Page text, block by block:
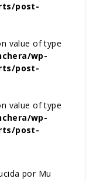
post-
value of type
wp-
post-
value of type
wp-
post-
por Mu